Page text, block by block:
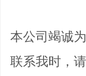
本公司竭诚
联系我时，